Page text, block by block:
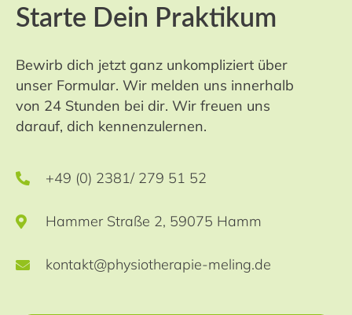
Starte Dein Praktikum
Bewirb dich jetzt ganz unkompliziert über
unser Formular. Wir melden uns innerhalb
von 24 Stunden bei dir. Wir freuen uns
darauf, dich kennenzulernen.
+49 (0) 2381/ 279 51 52
Hammer Straße 2, 59075 Hamm
kontakt@physiotherapie-meling.de